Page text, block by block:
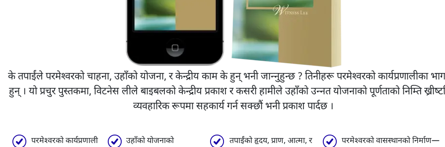
के तपाईंले परमेश्वरको चाहना, उहाँको योजना, र केन्द्रीय काम के हुन् भनी जान्नुहुन्छ ? तिनीहरू परमेश्वरको कार्यप्रणालीका
हुन् । यो प्रचुर पुस्तकमा, विटनेस लीले बाइबलको केन्द्रीय प्रकाश र कसरी हामीले उहाँको उन्नत योजनाको पूर्णताको निम्ति
व्यवहारिक रूपमा सहकार्य गर्न सक्छौं भनी प्रकाश पार्दछ ।
परमेश्वरको कार्यप्रणाली
उहाँको योजनाको
तपाईंको हृदय, प्राण, आत्मा, र
परमेश्वरको वासस्थानको निर्माण—